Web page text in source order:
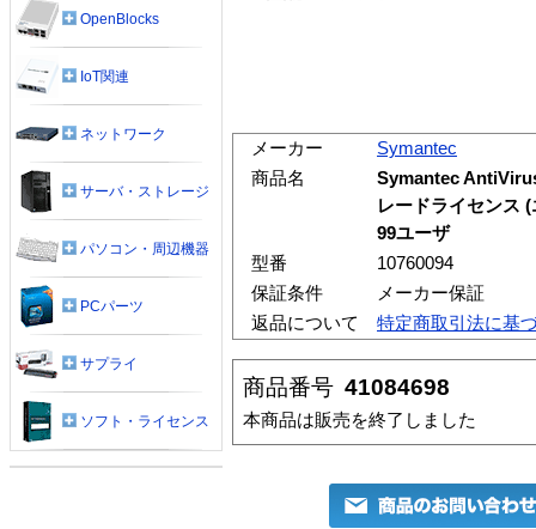
メーカー
Symantec
商品名
Symantec
レードライセンス
99ユーザ
型番
10760094
保証条件
メーカー保証
返品について
特定商取引法に基
商品番号 41084698
本商品は販売を終了しました
OpenBlocks
IoT関連
ネットワーク
サーバ・ストレージ
パソコン・周辺機器
PCパーツ
サプライ
ソフト・ライセンス